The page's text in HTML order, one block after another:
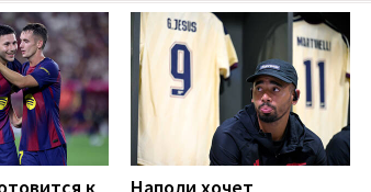
к
Наполи хочет